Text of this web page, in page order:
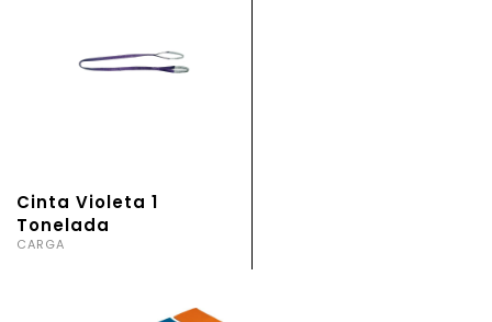
Cinta Violeta 1
Tonelada
CARGA